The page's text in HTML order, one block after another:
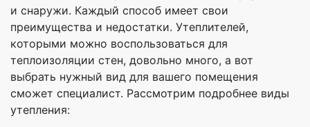
и снаружи. Каждый способ имеет свои
преимущества и недостатки. Утеплителей,
которыми можно воспользоваться для
теплоизоляции стен, довольно много, а вот
выбрать нужный вид для вашего помещения
сможет специалист. Рассмотрим подробнее виды
утепления: